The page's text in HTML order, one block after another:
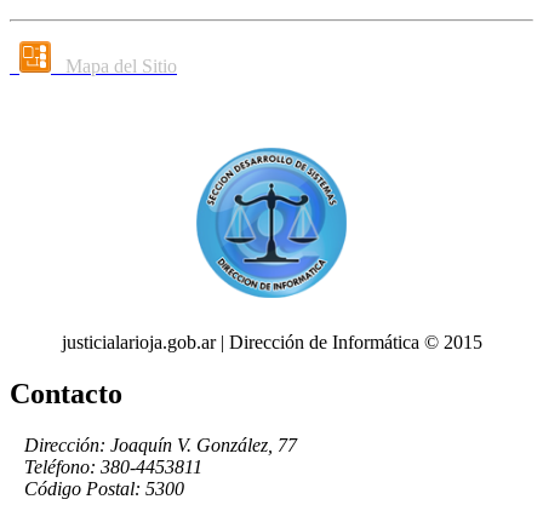
Mapa del Sitio
justicialarioja.gob.ar | Dirección de Informática © 2015
Contacto
Dirección: Joaquín V. González, 77
Teléfono: 380-4453811
Código Postal: 5300